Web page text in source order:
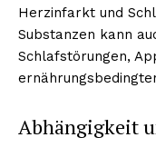
Herzinfarkt und
Substanzen kann
Schlafstörungen,
Abhängigkeit